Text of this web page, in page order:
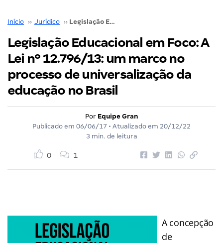
Início ›› Jurídico ›› Legislação Educacional em Foco: A Lei nº 12.796/13: um marco no processo de universalização da educação no Brasil
Legislação Educacional em Foco: A
Lei nº 12.796/13: um marco no
processo de universalização da
educação no Brasil
Por Equipe Gran
Publicado em 06/06/17 • Atualizado em 20/12/22
3 min. de leitura
0 1
A concepção
de